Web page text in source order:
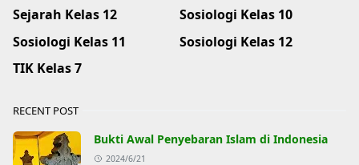
Sejarah Kelas 12
Sosiologi Kelas 10
Sosiologi Kelas 11
Sosiologi Kelas 12
TIK Kelas 7
RECENT POST
Bukti Awal Penyebaran Islam di Indonesia
2024/6/21